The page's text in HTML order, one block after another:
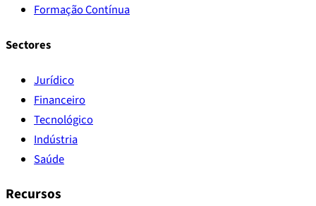
Formação Contínua
Sectores
Jurídico
Financeiro
Tecnológico
Indústria
Saúde
Recursos